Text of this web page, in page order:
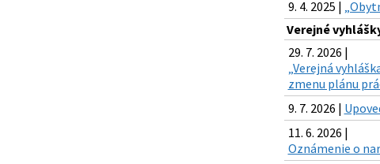
9. 4. 2025 |
Verejné
29. 7. 2026 |
„Verejná
zmenu plánu
9. 7. 2026 |
11. 6. 2026 |
Oznámenie o